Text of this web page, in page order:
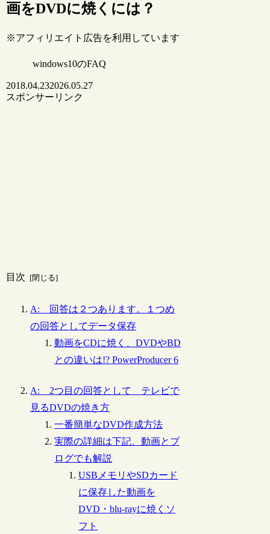
画をDVDに焼くには？
※アフィリエイト広告を利用しています
windows10のFAQ
2018.04.232026.05.27
スポンサーリンク
目次
A: 回答は２つあります。１つめ
の回答としてデータ保存
動画をCDに焼く、DVDやBD
との違いは!? PowerProducer 6
A: 2つ目の回答として テレビで
見るDVDの焼き方
一番簡単なDVD作成方法
実際の詳細は下記、動画とブ
ログでも解説
USBメモリやSDカード
に保存した動画を
DVD・blu-rayに焼くソ
フト